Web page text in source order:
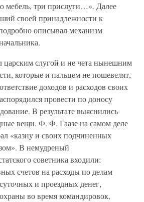
мебель, три прислуги…». Далее
своей принадлежности к
описывал механизм
царским слугой и не чета нынешним
которые и пальцем не пошевелят,
доходов и расходов своих
провести по доносу
В результате выяснились
вещи. Ф. Ф. Гаазе на самом деле
«казну и своих подчиненных
В немудреный
советника входили:
счетов на расходы по делам
и проездных денег,
во время командировок,